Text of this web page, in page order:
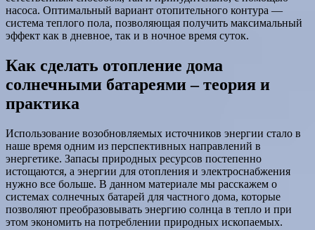
насоса. Оптимальный вариант отопительного контура —
система теплого пола, позволяющая получить максимальный
эффект как в дневное, так и в ночное время суток.
Как сделать отопление дома
солнечными батареями – теория и
практика
Использование возобновляемых источников энергии стало в
наше время одним из перспективных направлений в
энергетике. Запасы природных ресурсов постепенно
истощаются, а энергии для отопления и электроснабжения
нужно все больше. В данном материале мы расскажем о
системах солнечных батарей для частного дома, которые
позволяют преобразовывать энергию солнца в тепло и при
этом экономить на потреблении природных ископаемых.